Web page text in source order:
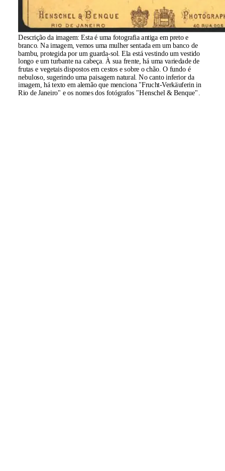
Descrição da imagem:Esta é uma fotografia antiga em preto e
branco. Na imagem, vemos uma mulher sentada em um banco de
bambu, protegida por um guarda-sol. Ela está vestindo um vestido
longo e um turbante na cabeça. À sua frente, há uma variedade de
frutas e vegetais dispostos em cestos e sobre o chão. O fundo é
nebuloso, sugerindo uma paisagem natural. No canto inferior da
imagem, há texto em alemão que menciona "Frucht-Verkäuferin in
Rio de Janeiro" e os nomes dos fotógrafos "Henschel & Benque".